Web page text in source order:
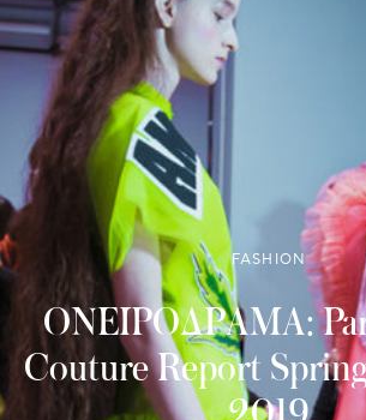
FASHION
ΟΝΕΙΡΟΔΡΑΜΑ:
Couture Report